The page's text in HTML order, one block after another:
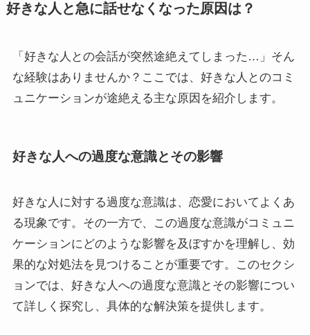
好きな人と急に話せなくなった原因は？
「好きな人との会話が突然途絶えてしまった…」そん
な経験はありませんか？ここでは、好きな人とのコミ
ュニケーションが途絶える主な原因を紹介します。
好きな人への過度な意識とその影響
好きな人に対する過度な意識は、恋愛においてよくあ
る現象です。その一方で、この過度な意識がコミュニ
ケーションにどのような影響を及ぼすかを理解し、効
果的な対処法を見つけることが重要です。このセクシ
ョンでは、好きな人への過度な意識とその影響につい
て詳しく探究し、具体的な解決策を提供します。